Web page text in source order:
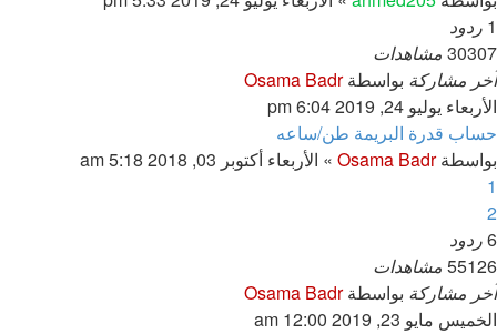
1 ردود
30307 مشاهدات
آخر مشاركة بواسطةOsama Badr
الأربعاء يوليو 24, 2019 6:04 pm
حساب قدرة البريمة طن/ساعه
بواسطةOsama Badr
» الأربعاء أكتوبر 03, 2018 5:18 am
1
2
6ردود
55126 مشاهدات
آخر مشاركة بواسطةOsama Badr
الخميس مايو 23, 2019 12:00 am